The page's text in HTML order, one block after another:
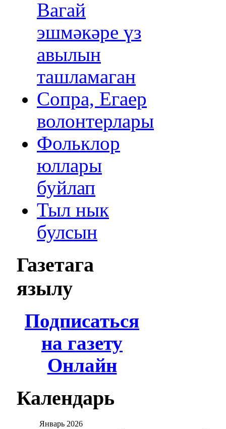
Вагай
эшмәкәре үз
авылын
ташламаган
Сопра, Егаер
волонтерлары
Фольклор
юллары
буйлап
Тыл нык
булсын
Газетага
язылу
Подписаться
на газету
Онлайн
Календарь
Январь 2026